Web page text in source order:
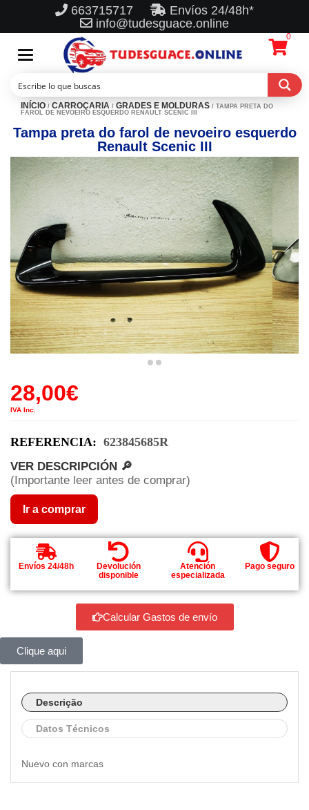
663715717
Envíos 24/48h*
info@tudesguace.online
Toggle
navigation
0
INÍCIO / CARROÇARIA / GRADES E MOLDURAS / TAMPA PRETA DO
FAROL DE NEVOEIRO ESQUERDO RENAULT SCENIC III
Tampa preta do farol de nevoeiro esquerdo
Renault Scenic III
28,00€
IVA Inc.
REFERENCIA: 623845685R
VER DESCRIPCIÓN 🔎
(Importante leer antes de comprar)
Ir a comprar
Envíos 24/48h
Devolución
disponible
Atención
especializada
Pago seguro
Calcular Gastos de envío
Clique aqui
Descrição
Datos Técnicos
Nuevo con marcas